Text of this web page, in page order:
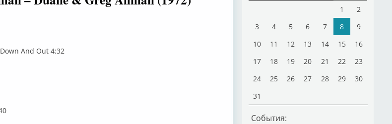
And Out 4:32
1
2
3
4 5 6 7 8
9
10
11 12 13 14 15
16
17
18 19 20 21 22
23
24
25 26 27 28 29
30
31
События: